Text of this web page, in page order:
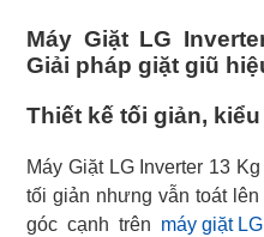
Máy Giặt LG
Giải pháp giặt giũ
Thiết kế tối giản,
Máy Giặt LG Inverter 13
tối giản nhưng vẫn toát
góc cạnh trên máy giặt